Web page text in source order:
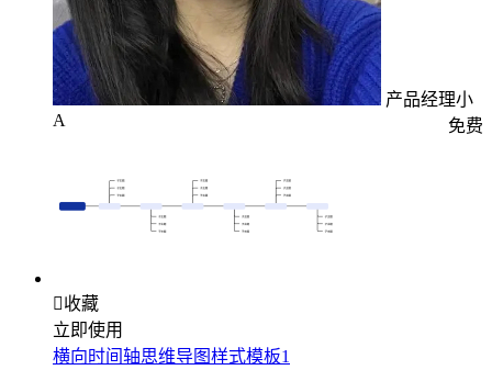
产品经理小
A
免费
收藏
立即使用
横向时间轴思维导图样式模板1